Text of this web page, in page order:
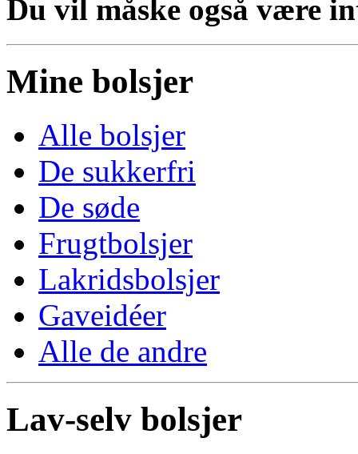
Du vil måske også være
Mine bolsjer
Alle bolsjer
De sukkerfri
De søde
Frugtbolsjer
Lakridsbolsjer
Gaveidéer
Alle de andre
Lav-selv bolsjer